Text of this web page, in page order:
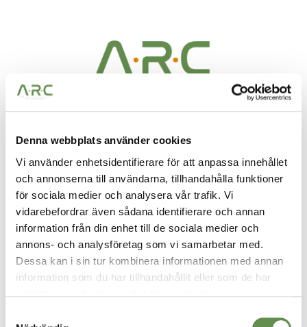
Denna webbplats använder cookies
Vi använder enhetsidentifierare för att anpassa innehållet
och annonserna till användarna, tillhandahålla funktioner
för sociala medier och analysera vår trafik. Vi
vidarebefordrar även sådana identifierare och annan
information från din enhet till de sociala medier och
annons- och analysföretag som vi samarbetar med.
Dessa kan i sin tur kombinera informationen med annan
information som du har tillhandahållit eller som de har
fastigheter. Möjligheter att skapa bestående värden
och få vara med och utveckla något till det bättre.